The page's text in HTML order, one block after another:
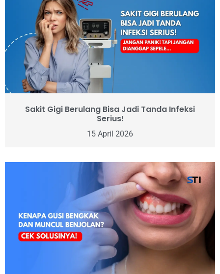
Sakit Gigi Berulang Bisa Jadi Tanda Infeksi
Serius!
15 April 2026